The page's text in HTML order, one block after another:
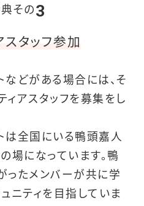
その 3
スタッフ参加
どがある場合には、そ
アスタッフを募集をし
は全国にいる鴨頭嘉人
場になっています。鴨
ったメンバーが共に学
ニティを目指していま